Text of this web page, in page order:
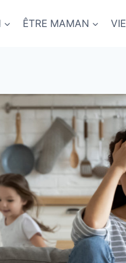
ÊTRE MAMAN VIE